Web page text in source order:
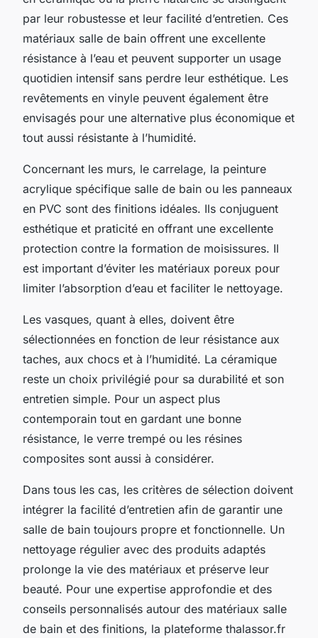
par leur robustesse et leur facilité d’entretien. Ces
matériaux salle de bain offrent une excellente
résistance à l’eau et peuvent supporter un usage
quotidien intensif sans perdre leur esthétique. Les
revêtements en vinyle peuvent également être
envisagés pour une alternative plus économique et
tout aussi résistante à l’humidité.
Concernant les murs, le carrelage, la peinture
acrylique spécifique salle de bain ou les panneaux
en PVC sont des finitions idéales. Ils conjuguent
esthétique et praticité en offrant une excellente
protection contre la formation de moisissures. Il
est important d’éviter les matériaux poreux pour
limiter l’absorption d’eau et faciliter le nettoyage.
Les vasques, quant à elles, doivent être
sélectionnées en fonction de leur résistance aux
taches, aux chocs et à l’humidité. La céramique
reste un choix privilégié pour sa durabilité et son
entretien simple. Pour un aspect plus
contemporain tout en gardant une bonne
résistance, le verre trempé ou les résines
composites sont aussi à considérer.
Dans tous les cas, les critères de sélection doivent
intégrer la facilité d’entretien afin de garantir une
salle de bain toujours propre et fonctionnelle. Un
nettoyage régulier avec des produits adaptés
prolonge la vie des matériaux et préserve leur
beauté. Pour une expertise approfondie et des
conseils personnalisés autour des matériaux salle
de bain et des finitions, la plateforme thalassor.fr